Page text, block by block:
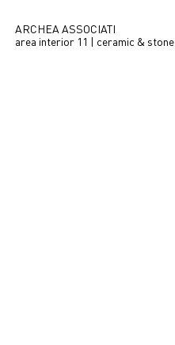
ARCHEA ASSOCIATI
area interior 11 | ceramic & stone